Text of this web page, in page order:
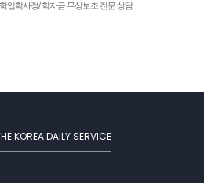
입학사정/ 학자금 무상보조 전문 상담
KOREA DAILY SERVICE